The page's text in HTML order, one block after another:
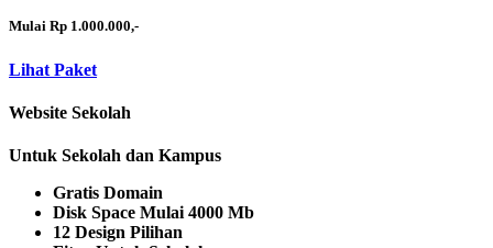
Mulai Rp 1.000.000,-
Lihat Paket
Website Sekolah
Untuk Sekolah dan Kampus
Gratis Domain
Disk Space Mulai 4000 Mb
12 Design Pilihan